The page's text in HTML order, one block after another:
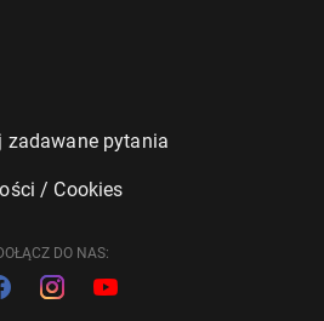
zadawane pytania
/ Cookies
DO NAS: